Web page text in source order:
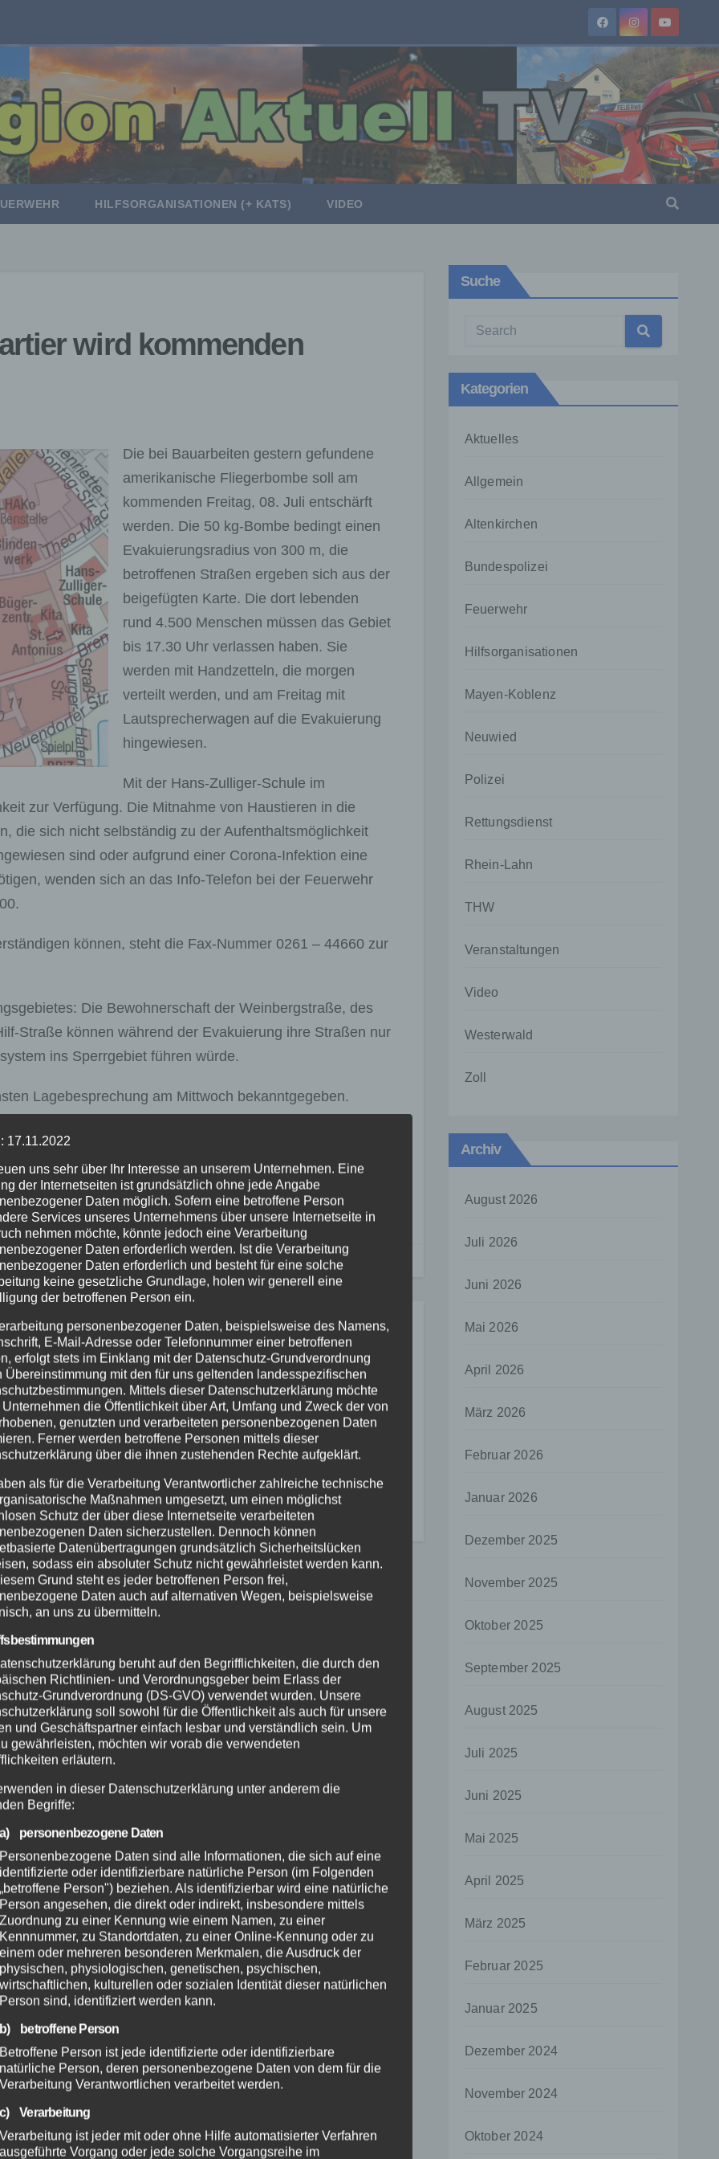
HILFSORGANISATIONEN (+ KATS) VIDEO
wird kommenden
Die bei Bauarbeiten gestern gefundene
amerikanische Fliegerbombe soll am
kommenden Freitag, 08. Juli entschärft
werden. Die 50 kg-Bombe bedingt einen
Evakuierungsradius von 300 m, die
betroffenen Straßen ergeben sich aus der
beigefügten Karte. Die dort lebenden
rund 4.500 Menschen müssen das Gebiet
bis 17.30 Uhr verlassen haben. Sie
werden mit Handzetteln, die morgen
verteilt werden, und am Freitag mit
Lautsprecherwagen auf die Evakuierung
hingewiesen.
Mit der Hans-Zulliger-Schule im
zur Verfügung. Die Mitnahme von Haustieren in die
die sich nicht selbständig zu der Aufenthaltsmöglichkeit
sind oder aufgrund einer Corona-Infektion eine
wenden sich an das Info-Telefon bei der Feuerwehr
können, steht die Fax-Nummer 0261 – 44660 zur
Die Bewohnerschaft der Weinbergstraße, des
Straße können während der Evakuierung ihre Straßen nur
ins Sperrgebiet führen würde.
Lagebesprechung am Mittwoch bekanntgegeben.
Trunkenheitsfahrt an der ARAL-
Tankstelle
Kita „Unter dem
POLIZEI
flüchten
–
nach
gestoppt
2026
FEUERWEHR NEUWIED
RETTUNGSDIENST
Zwei Jahre Ersthelfer-
System: Rund 50
Einsätze in der VG
Asbach
2. AUG. 2026
Suche
Kategorien
Aktuelles
Allgemein
Altenkirchen
Bundespolizei
Feuerwehr
Hilfsorganisationen
Mayen-Koblenz
Neuwied
Polizei
Rettungsdienst
Rhein-Lahn
THW
Veranstaltungen
Video
Westerwald
Zoll
Archiv
August 2026
Juli 2026
Juni 2026
Mai 2026
April 2026
März 2026
Februar 2026
Januar 2026
Dezember 2025
November 2025
Oktober 2025
September 2025
August 2025
Juli 2025
Juni 2025
Mai 2025
April 2025
März 2025
Februar 2025
Januar 2025
Dezember 2024
November 2024
Oktober 2024
17.11.2022
uns sehr über Ihr Interesse an unserem Unternehmen. Eine
der Internetseiten ist grundsätzlich ohne jede Angabe
Daten möglich. Sofern eine betroffene Person
Services unseres Unternehmens über unsere Internetseite in
nehmen möchte, könnte jedoch eine Verarbeitung
Daten erforderlich werden. Ist die Verarbeitung
Daten erforderlich und besteht für eine solche
keine gesetzliche Grundlage, holen wir generell eine
der betroffenen Person ein.
personenbezogener Daten, beispielsweise des Namens,
E-Mail-Adresse oder Telefonnummer einer betroffenen
erfolgt stets im Einklang mit der Datenschutz-Grundverordnung
Übereinstimmung mit den für uns geltenden landesspezifischen
Mittels dieser Datenschutzerklärung möchte
Unternehmen die Öffentlichkeit über Art, Umfang und Zweck der von
genutzten und verarbeiteten personenbezogenen Daten
Ferner werden betroffene Personen mittels dieser
über die ihnen zustehenden Rechte aufgeklärt.
als für die Verarbeitung Verantwortlicher zahlreiche technische
Maßnahmen umgesetzt, um einen möglichst
Schutz der über diese Internetseite verarbeiteten
Daten sicherzustellen. Dennoch können
Datenübertragungen grundsätzlich Sicherheitslücken
sodass ein absoluter Schutz nicht gewährleistet werden kann.
Grund steht es jeder betroffenen Person frei,
Daten auch auf alternativen Wegen, beispielsweise
an uns zu übermitteln.
beruht auf den Begrifflichkeiten, die durch den
Richtlinien- und Verordnungsgeber beim Erlass der
Grundverordnung (DS-GVO) verwendet wurden. Unsere
soll sowohl für die Öffentlichkeit als auch für unsere
und Geschäftspartner einfach lesbar und verständlich sein. Um
gewährleisten, möchten wir vorab die verwendeten
erläutern.
in dieser Datenschutzerklärung unter anderem die
Begriffe:
a) personenbezogene Daten
Personenbezogene Daten sind alle Informationen, die sich auf eine
identifizierte oder identifizierbare natürliche Person (im Folgenden
„betroffene Person") beziehen. Als identifizierbar wird eine natürliche
Person angesehen, die direkt oder indirekt, insbesondere mittels
Zuordnung zu einer Kennung wie einem Namen, zu einer
Kennnummer, zu Standortdaten, zu einer Online-Kennung oder zu
einem oder mehreren besonderen Merkmalen, die Ausdruck der
physischen, physiologischen, genetischen, psychischen,
wirtschaftlichen, kulturellen oder sozialen Identität dieser natürlichen
Person sind, identifiziert werden kann.
b) betroffene Person
Betroffene Person ist jede identifizierte oder identifizierbare
natürliche Person, deren personenbezogene Daten von dem für die
Verarbeitung Verantwortlichen verarbeitet werden.
c) Verarbeitung
Verarbeitung ist jeder mit oder ohne Hilfe automatisierter Verfahren
ausgeführte Vorgang oder jede solche Vorgangsreihe im